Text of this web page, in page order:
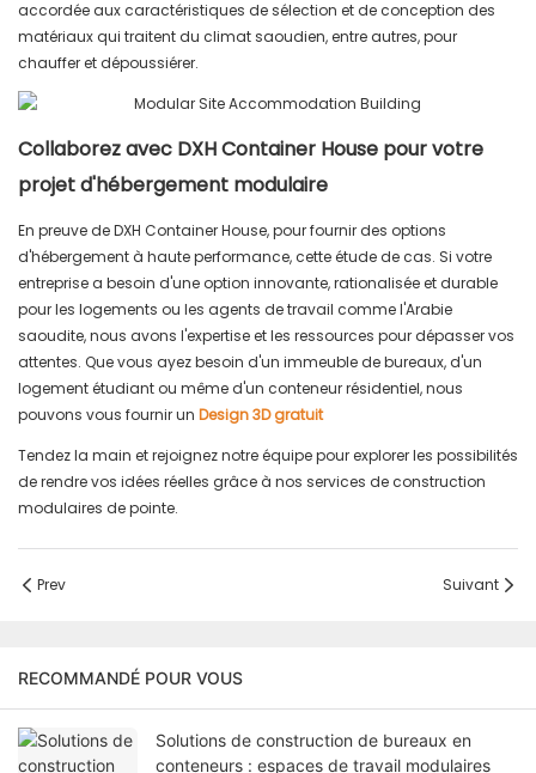
accordée aux caractéristiques de sélection et de conception des
matériaux qui traitent du climat saoudien, entre autres, pour
chauffer et dépoussiérer.
Collaborez avec DXH Container House pour votre
projet d'hébergement modulaire
En preuve de DXH Container House, pour fournir des options
d'hébergement à haute performance, cette étude de cas. Si votre
entreprise a besoin d'une option innovante, rationalisée et durable
pour les logements ou les agents de travail comme l'Arabie
saoudite, nous avons l'expertise et les ressources pour dépasser vos
attentes. Que vous ayez besoin d'un immeuble de bureaux, d'un
logement étudiant ou même d'un conteneur résidentiel, nous
pouvons vous fournir un Design 3D gratuit
Tendez la main et rejoignez notre équipe pour explorer les possibilités
de rendre vos idées réelles grâce à nos services de construction
modulaires de pointe.
Prev Suivant
RECOMMANDÉ POUR VOUS
Solutions de construction de bureaux en
conteneurs : espaces de travail modulaires